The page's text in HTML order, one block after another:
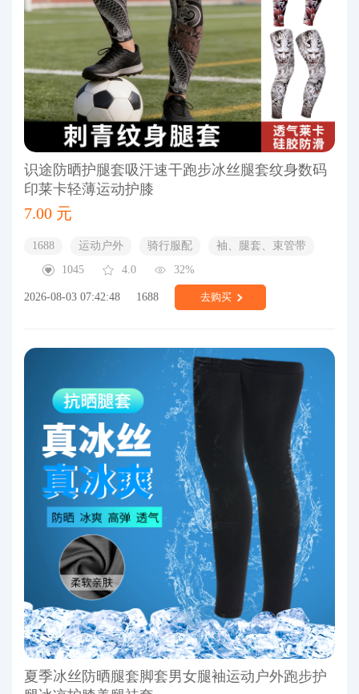
识途防晒护腿套吸汗速干跑步冰丝腿套纹身数码
印莱卡轻薄运动护膝
7.00 元
1688 运动户外 骑行服配
袖、腿套、束管带
1045
4.0 32%
2026-08-03 07:42:48 1688 去购买
夏季冰丝防晒腿套脚套男女腿袖运动户外跑步护